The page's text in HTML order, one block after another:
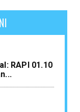
RAPI 01.10